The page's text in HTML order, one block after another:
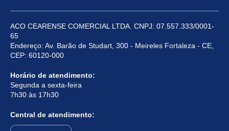
ACO CEARENSE COMERCIAL LTDA. CNPJ: 07.557.333/0001-
65
Endereço: Av. Barão de Studart, 300 - Meireles Fortaleza - CE,
CEP: 60120-000
Horário de atendimento:
Segunda a sexta-feira
7h30 às 17h30
Central de atendimento: